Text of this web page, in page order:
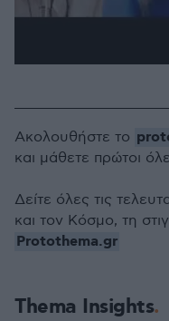
Thema Insights
Ακολουθήστε το
και μάθετε πρώτοι
Δείτε όλες τις
και τον Κόσμο, τη
Protothema.gr